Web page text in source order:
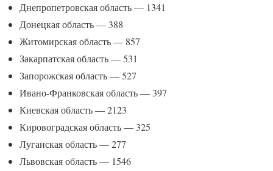
Днепропетровская область — 1341
Донецкая область — 388
Житомирская область — 857
Закарпатская область — 531
Запорожская область — 527
Ивано-Франковская область — 397
Киевская область — 2123
Кировоградская область — 325
Луганская область — 277
Львовская область — 1546